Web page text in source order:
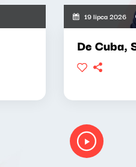
19 lipca 2026
De Cuba,